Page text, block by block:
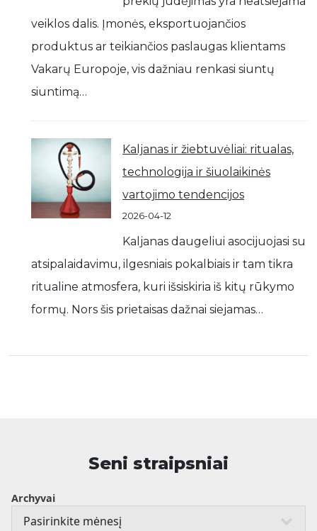
veiklos dalis. Įmonės, eksportuojančios
produktus ar teikiančios paslaugas klientams
Vakarų Europoje, vis dažniau renkasi siuntų
siuntimą…
Kaljanas ir žiebtuvėliai: ritualas,
technologija ir šiuolaikinės
vartojimo tendencijos
2026-04-12
Kaljanas daugeliui asocijuojasi su
atsipalaidavimu, ilgesniais pokalbiais ir tam tikra
ritualine atmosfera, kuri išsiskiria iš kitų rūkymo
formų. Nors šis prietaisas dažnai siejamas…
Seni straipsniai
Archyvai